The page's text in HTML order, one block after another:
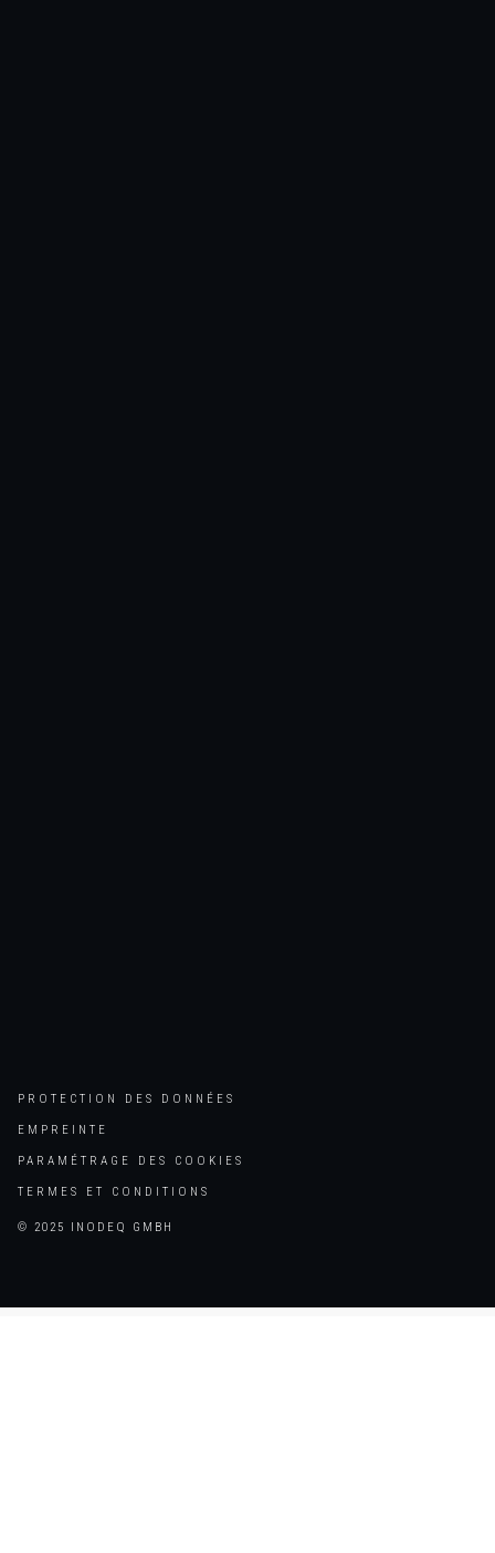
PROTECTION DES DONNÉES
EMPREINTE
PARAMÉTRAGE DES COOKIES
TERMES ET CONDITIONS
© 2025 INODEQ GMBH